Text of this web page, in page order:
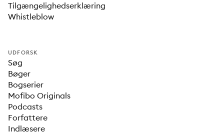
Tilgængelighedserklæring
Whistleblow
UDFORSK
Søg
Bøger
Bogserier
Mofibo Originals
Podcasts
Forfattere
Indlæsere